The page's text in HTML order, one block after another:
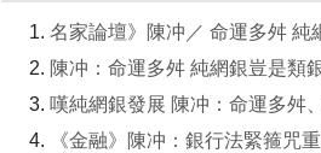
名家論壇》陳冲／ 命運多舛
陳冲：命運多舛 純網銀豈是類
嘆純網銀發展 陳冲：命運多
《金融》陳冲：銀行法緊箍